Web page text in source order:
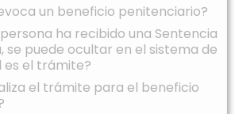
un beneficio penitenciario?
ha recibido una Sentencia
se puede ocultar en el sistema de
es el trámite?
el trámite para el beneficio